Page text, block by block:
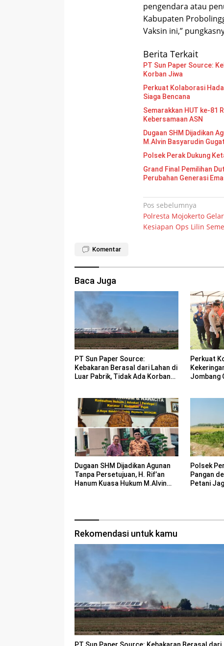
pengendara atau
Kabupaten
Vaksin ini,”
Berita Terkait
PT Sun Paper Source:
Korban Jiwa
Perkuat Kolaborasi
Siaga Bencana
Semarakkan HUT ke-81
Kebersamaan ASN
Dugaan SHM Dijadikan
M.Alvin Basyarudin
Polsek Perak Dukung
Grand Final Pemilihan Duta
Perubahan Generasi
Navigasi
pos
Pos sebelumnya
Polresta Mojokerto
Kesiapan Ops Lilin
Komentar
Baca Juga
PT Sun Paper Source:
Kebakaran Berasal dari Lahan di
Luar Pabrik, Tidak Ada Korban
Perkuat
Jombang
Dugaan SHM Dijadikan Agunan
Tanpa Persetujuan, H. Rif’an
Hanum Kuasa Hukum M.Alvin
Polsek
Pangan
Petani
Rekomendasi untuk kamu
PT Sun Paper Source: Kebakaran Berasal dari